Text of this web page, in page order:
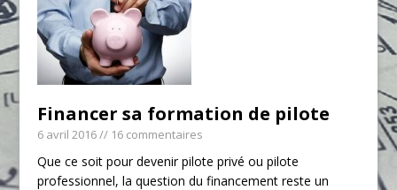
Financer sa formation de pilote
6 avril 2016// 16 commentaires
Que ce soit pour devenir pilote privé ou pilote
professionnel, la question du financement reste un